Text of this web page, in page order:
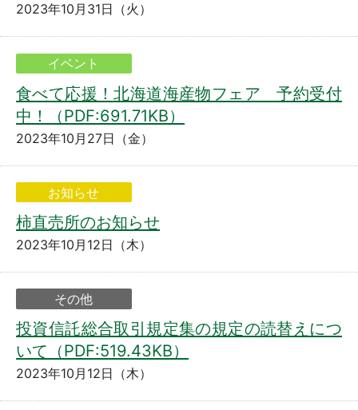
2023年10月31日（火）
イベント
食べて応援！北海道海産物フェア 予約受付
中！（PDF:691.71KB）
2023年10月27日（金）
お知らせ
柿直売所のお知らせ
2023年10月12日（木）
その他
投資信託総合取引規定集の規定の読替えにつ
いて（PDF:519.43KB）
2023年10月12日（木）